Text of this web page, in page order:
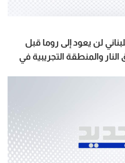
لن يعود إلى روما قبل
والمنطقة التجريبية في